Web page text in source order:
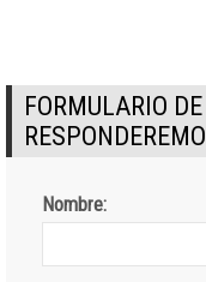
FORMULARIO
Nombre: